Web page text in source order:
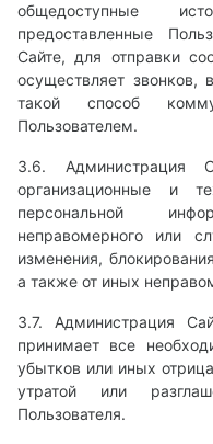
общедоступные
предоставленные
Сайте, для отправки
осуществляет звонков,
такой способ
Пользователем.
3.6. Администрация
организационные и
персональной
неправомерного или
изменения,
а также от иных
3.7. Администрация
принимает все
убытков или иных
утратой или
Пользователя.